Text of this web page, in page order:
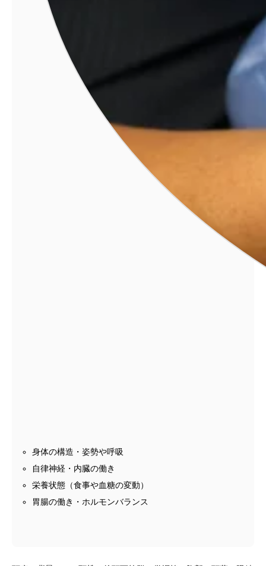
身体の構造・姿勢や呼吸
自律神経・内臓の働き
栄養状態（食事や血糖の変動）
胃腸の働き・ホルモンバランス